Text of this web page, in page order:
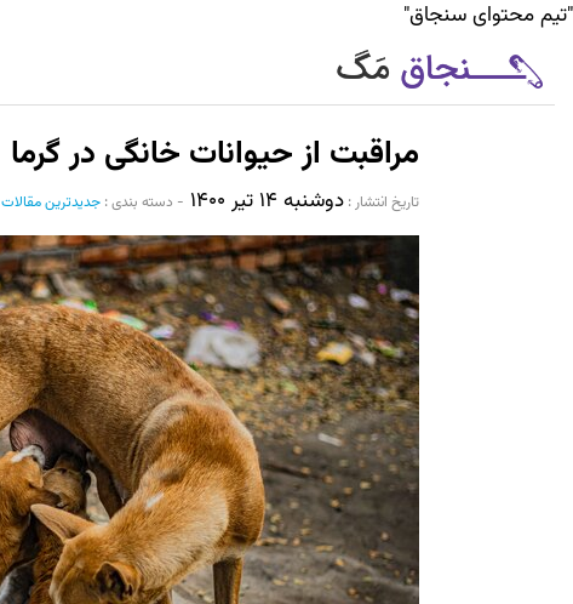
"تیم محتوای سنجاق"
مراقبت از حیوانات خانگی در گرما
تاریخ انتشار :‌ دوشنبه ۱۴ تیر ۱۴۰۰ - دسته بندی : جدیدترین مقالات